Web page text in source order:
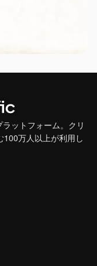
ットフォーム。クリ
100万人以上が利用し